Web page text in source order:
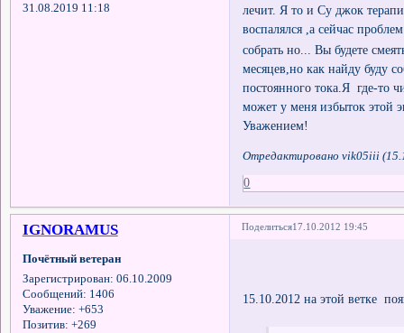
31.08.2019 11:18
лечит. Я то и Су джок
воспалялся ,а сейчас
собрать но... Вы будете
месяцев,но как найду буду
постоянного тока.Я где-то
может у меня избыток этой
Уважением!
Отредактировано vik05iii
0
Поделиться17.10.2012 19:45
IGNORAMUS
Почётный ветеран
Зарегистрирован: 06.10.2009
Сообщений: 1406
Уважение: +653
Позитив: +269
15.10.2012 на этой ветке